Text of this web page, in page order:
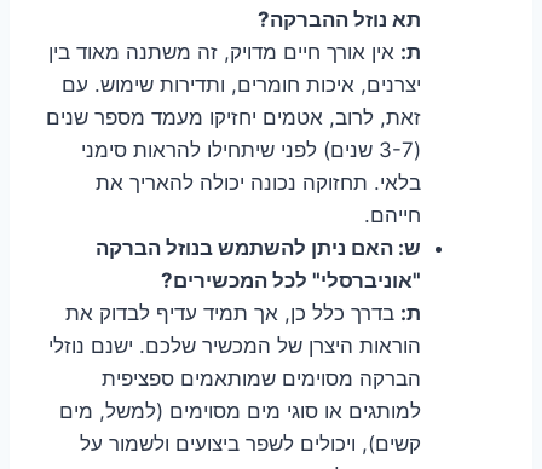
תא נוזל ההברקה?
ת: אין אורך חיים מדויק, זה משתנה מאוד בין
יצרנים, איכות חומרים, ותדירות שימוש. עם
זאת, לרוב, אטמים יחזיקו מעמד מספר שנים
(3-7 שנים) לפני שיתחילו להראות סימני
בלאי. תחזוקה נכונה יכולה להאריך את
חייהם.
ש: האם ניתן להשתמש בנוזל הברקה
"אוניברסלי" לכל המכשירים?
ת: בדרך כלל כן, אך תמיד עדיף לבדוק את
הוראות היצרן של המכשיר שלכם. ישנם נוזלי
הברקה מסוימים שמותאמים ספציפית
למותגים או סוגי מים מסוימים (למשל, מים
קשים), ויכולים לשפר ביצועים ולשמור על